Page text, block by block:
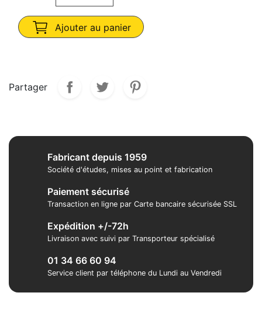
Ajouter au panier
Partager
Fabricant depuis 1959
Société d'études, mises au point et fabrication
Paiement sécurisé
Transaction en ligne par Carte bancaire sécurisée SSL
Expédition +/-72h
Livraison avec suivi par Transporteur spécialisé
01 34 66 60 94
Service client par téléphone du Lundi au Vendredi